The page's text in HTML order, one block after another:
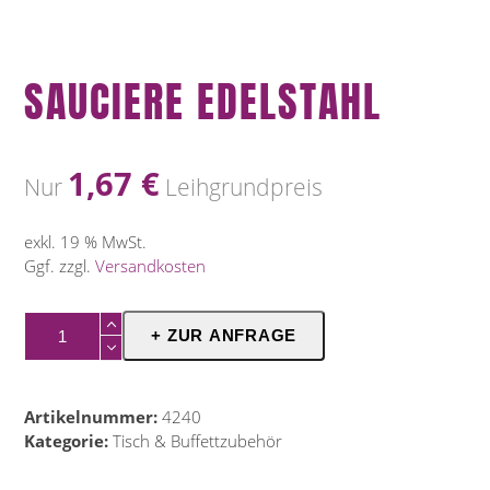
SAUCIERE EDELSTAHL
Nur 1,67 € Leihgrundpreis
exkl. 19 % MwSt.
Ggf. zzgl.Versandkosten
Edelstahl
+ ZUR ANFRAGE
Artikelnummer:4240
Kategorie:Tisch & Buffettzubehör